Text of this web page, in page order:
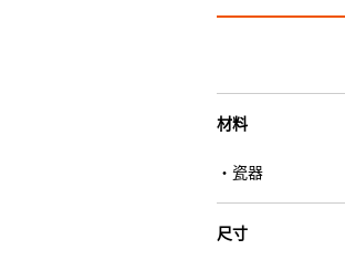
材料
・瓷器
尺寸